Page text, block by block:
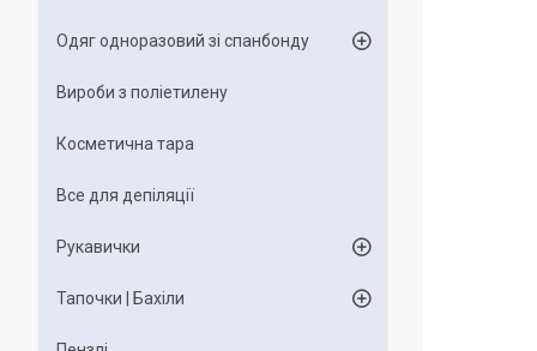
Одяг одноразовий зі спанбонду
Вироби з поліетилену
Косметична тара
Все для депіляції
Рукавички
Тапочки | Бахіли